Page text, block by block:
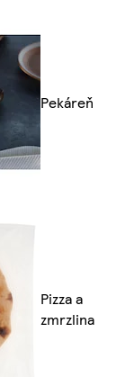
Pekáreň
Pizza a
zmrzlina